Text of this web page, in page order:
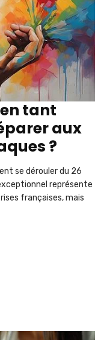
tant
aux
?
se dérouler du 26
représente
françaises, mais